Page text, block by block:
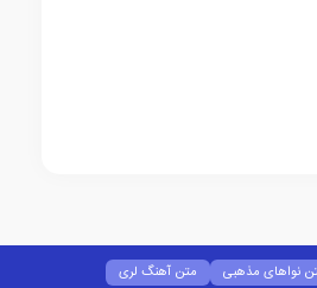
نواهای مذهبی متن آهنگ لری